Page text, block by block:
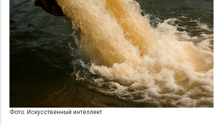
Фото: Искусственный интеллект